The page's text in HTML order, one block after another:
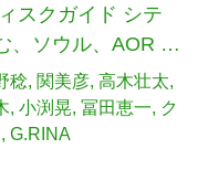
スクガイド シテ
、ソウル、AOR &
ウル
稔 関美彦 高木壮太
小渕晃 冨田恵一
ク
G.RINA